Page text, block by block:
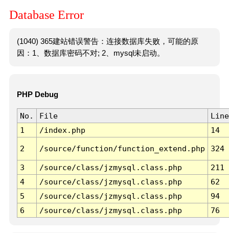
Database Error
(1040) 365建站错误警告：连接数据库失败，可能的原
因：1、数据库密码不对; 2、mysql未启动。
PHP Debug
No. File
Line
1
/index.php 14
2 /source/function/function_extend.php 324
3 /source/class/jzmysql.class.php
211
4
/source/class/jzmysql.class.php
62
5
/source/class/jzmysql.class.php
94
6
/source/class/jzmysql.class.php 76